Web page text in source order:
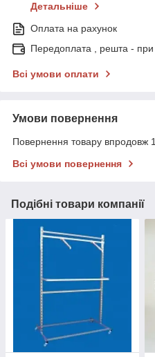
Детальніше
Оплата на рахунок
Передоплата , решта - при
Всі умови оплати
Умови повернення
Повернення товару впродовж
Всі умови повернення
Подібні товари компанії